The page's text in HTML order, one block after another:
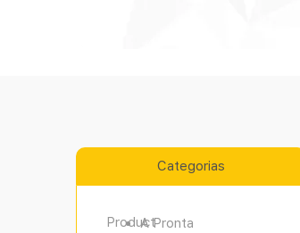
Categorias
ProductA Pronta